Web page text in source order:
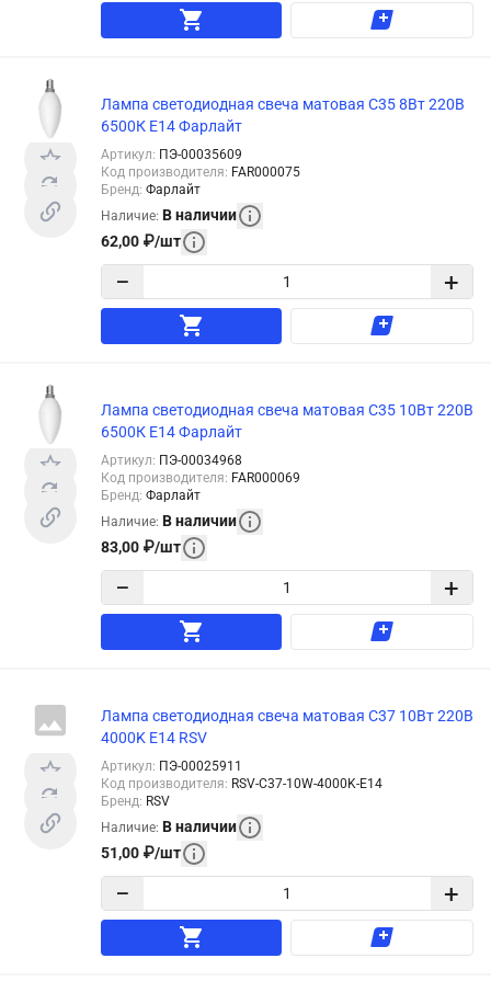
Лампа светодиодная свеча матовая С35 8Вт 220В
6500К Е14 Фарлайт
Артикул: ПЭ-00035609
Код производителя: FAR000075
Бренд: Фарлайт
Наличие: В наличии
62,00 ₽/шт
− +
Лампа светодиодная свеча матовая С35 10Вт 220В
6500К Е14 Фарлайт
Артикул: ПЭ-00034968
Код производителя: FAR000069
Бренд: Фарлайт
Наличие: В наличии
83,00 ₽/шт
− +
Лампа светодиодная свеча матовая C37 10Вт 220В
4000K E14 RSV
Артикул: ПЭ-00025911
Код производителя: RSV-C37-10W-4000K-E14
Бренд: RSV
Наличие: В наличии
51,00 ₽/шт
− +